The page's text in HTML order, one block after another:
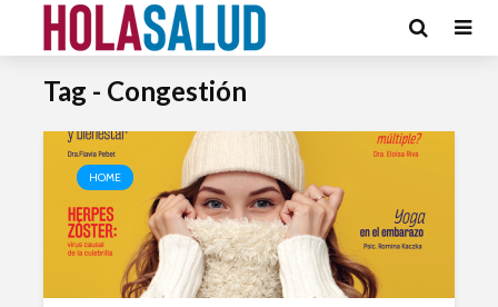
Tag - Congestión
HOME